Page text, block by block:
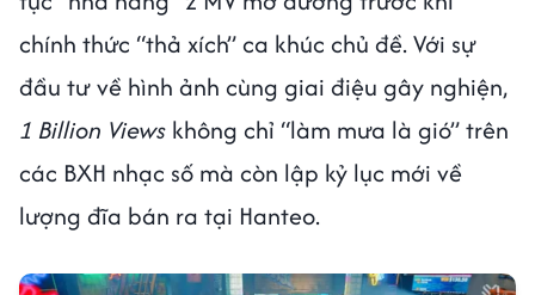
chính thức “thả xích” ca khúc chủ đề. Với sự
đầu tư về hình ảnh cùng giai điệu gây nghiện,
1 Billion Views không chỉ “làm mưa là gió” trên
các BXH nhạc số mà còn lập kỷ lục mới về
lượng đĩa bán ra tại Hanteo.